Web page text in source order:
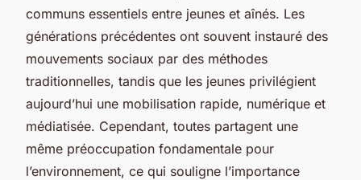
communs essentiels entre jeunes et aînés. Les
générations précédentes ont souvent instauré des
mouvements sociaux par des méthodes
traditionnelles, tandis que les jeunes privilégient
aujourd’hui une mobilisation rapide, numérique et
médiatisée. Cependant, toutes partagent une
même préoccupation fondamentale pour
l’environnement, ce qui souligne l’importance